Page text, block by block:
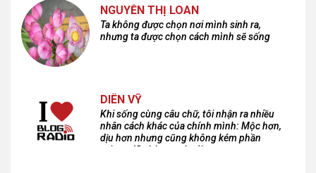
NGUYỄN THỊ LOAN
Ta không được chọn nơi mình sinh ra,
nhưng ta được chọn cách mình sẽ sống
DIÊN VỸ
Khi sống cùng câu chữ, tôi nhận ra nhiều
nhân cách khác của chính mình: Mộc hơn,
dịu hơn nhưng cũng không kém phần
cuồng dã và hoang hoải...